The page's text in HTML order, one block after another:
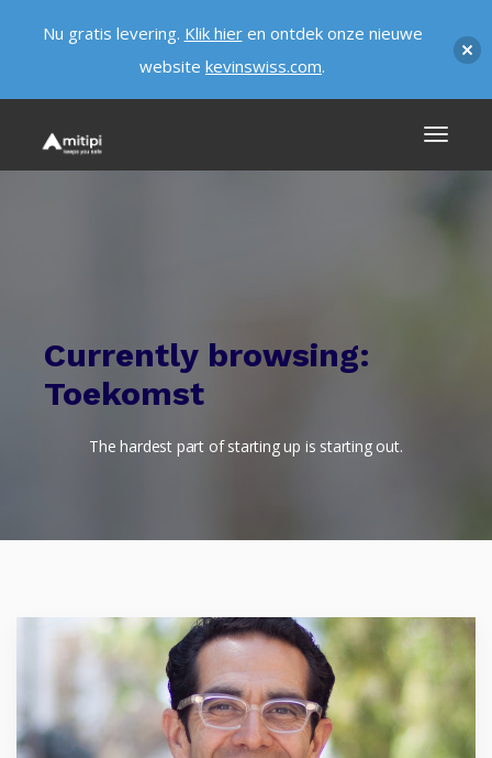
Currently browsing:
Toekomst
The hardest part of starting up is starting out.
Nu gratis levering. Klik hieren ontdek onze nieuwe
website kevinswiss.com.